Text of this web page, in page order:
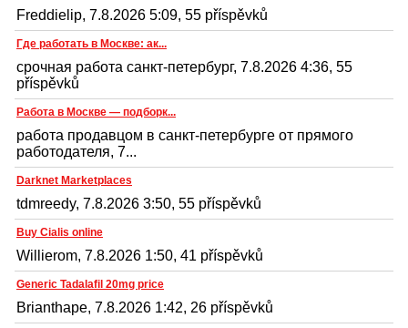
Freddielip, 7.8.2026 5:09, 55 příspěvků
Где работать в Москве: ак...
срочная работа санкт-петербург, 7.8.2026 4:36, 55
příspěvků
Работа в Москве — подборк...
работа продавцом в санкт-петербурге от прямого
работодателя, 7...
Darknet Marketplaces
tdmreedy, 7.8.2026 3:50, 55 příspěvků
Buy Cialis online
Willierom, 7.8.2026 1:50, 41 příspěvků
Generic Tadalafil 20mg price
Brianthape, 7.8.2026 1:42, 26 příspěvků